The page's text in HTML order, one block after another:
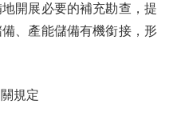
開展必要的補充勘查，提
、產能儲備有機銜接，形
規定